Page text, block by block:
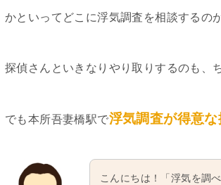
かといってどこに浮気調査を相談するの
探偵さんといきなりやり取りするのも、
でも本所吾妻橋駅で浮気調査が得意
こんにちは！「浮気を調